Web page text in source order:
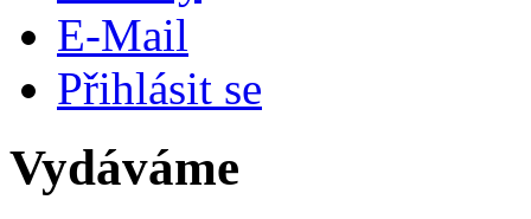
E-Mail
Přihlásit se
Vydáváme